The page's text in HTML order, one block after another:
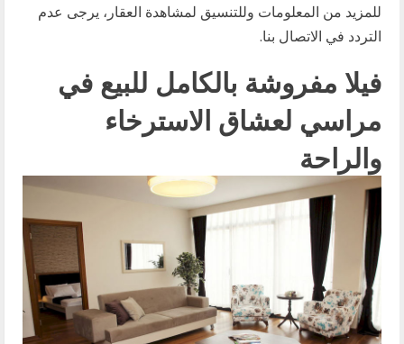
للمزيد من المعلومات وللتنسيق لمشاهدة العقار، يرجى عدم
التردد في الاتصال بنا.
فيلا مفروشة بالكامل للبيع في
مراسي لعشاق الاسترخاء
والراحة